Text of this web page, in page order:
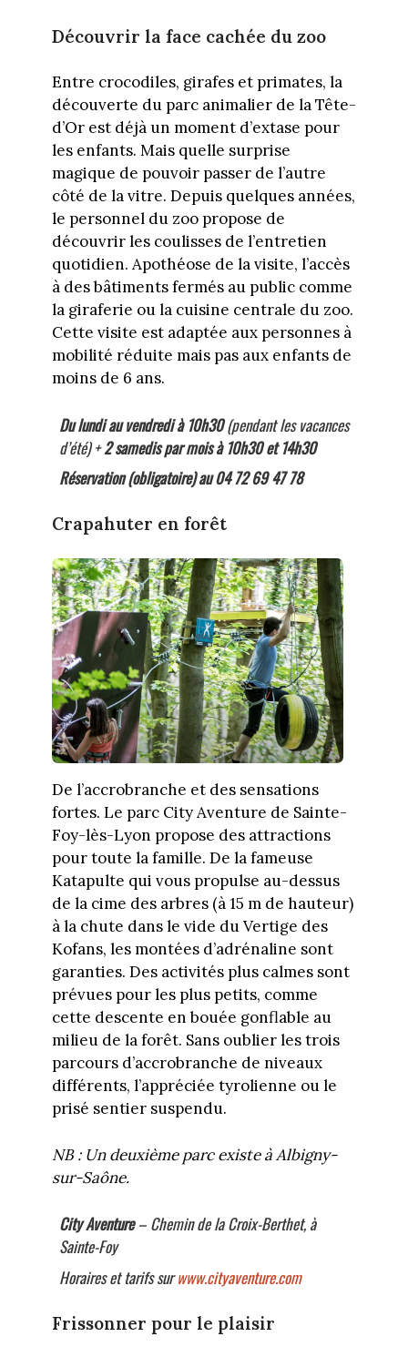
Découvrir la face cachée du zoo
Entre crocodiles, girafes et primates, la
découverte du parc animalier de la Tête-
d’Or est déjà un moment d’extase pour
les enfants. Mais quelle surprise
magique de pouvoir passer de l’autre
côté de la vitre. Depuis quelques années,
le personnel du zoo propose de
découvrir les coulisses de l’entretien
quotidien. Apothéose de la visite, l’accès
à des bâtiments fermés au public comme
la giraferie ou la cuisine centrale du zoo.
Cette visite est adaptée aux personnes à
mobilité réduite mais pas aux enfants de
moins de 6 ans.
Du lundi au vendredi à 10h30(pendant les vacances
d’été) +2 samedis par mois à 10h30 et 14h30
Réservation (obligatoire) au04 72 69 47 78
Crapahuter en forêt
De l’accrobranche et des sensations
fortes. Le parc City Aventure de Sainte-
Foy-lès-Lyon propose des attractions
pour toute la famille. De la fameuse
Katapulte qui vous propulse au-dessus
de la cime des arbres (à 15 m de hauteur)
à la chute dans le vide du Vertige des
Kofans, les montées d’adrénaline sont
garanties. Des activités plus calmes sont
prévues pour les plus petits, comme
cette descente en bouée gonflable au
milieu de la forêt. Sans oublier les trois
parcours d’accrobranche de niveaux
différents, l’appréciée tyrolienne ou le
prisé sentier suspendu.
NB : Un deuxième parc existe à Albigny-
sur-Saône.
City Aventure– Chemin de la Croix-Berthet, à
Sainte-Foy
Horaires et tarifs surwww.cityaventure.com
Frissonner pour le plaisir